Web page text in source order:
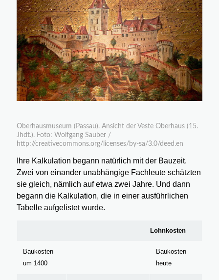
Oberhausmuseum (Passau). Ansicht der Veste Oberhaus (15.
Jhdt.). Foto: Wolfgang Sauber /
http://creativecommons.org/licenses/by-sa/3.0/deed.en
Ihre Kalkulation begann natürlich mit der Bauzeit.
Zwei von einander unabhängige Fachleute schätzten
sie gleich, nämlich auf etwa zwei Jahre. Und dann
begann die Kalkulation, die in einer ausführlichen
Tabelle aufgelistet wurde.
Lohnkosten
Baukosten
um 1400
Baukosten
heute